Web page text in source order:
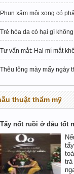
Phun xăm môi xong có
Trẻ hóa da có hại gì
Tư vấn mắt: Hai mí mắt
Thêu lông mày mấy ngày
thuật thẩm mỹ
Tẩy nốt ruồi ở đâu tốt
trả